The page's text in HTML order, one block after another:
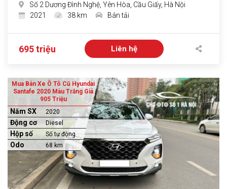
Số 2 Dương Đình Nghệ, Yên Hòa, Cầu Giấy, Hà Nội
2021
38 km Bán tải
695 triệu Liên hệ
Mua Bán Xe Ô Tô Cũ Hyundai
Santafe 2020 Màu Trắng Giá
905 Triệu
Năm SX 2020
Động cơ Diesel
Hộp số Số tự động
Odo 68 km